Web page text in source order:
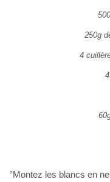
250g
4
°Montez les blancs en